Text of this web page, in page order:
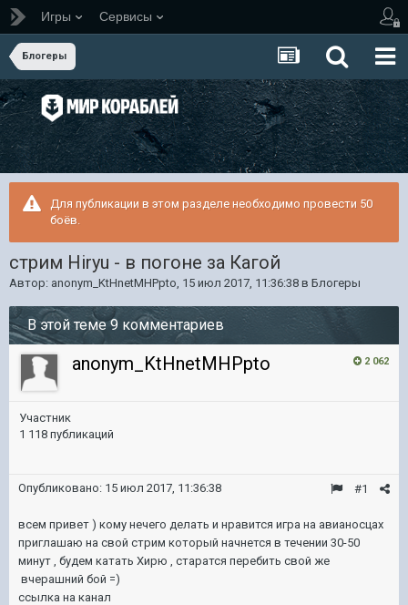
Игры Сервисы
Блогеры
Для публикации в этом разделе необходимо провести 50
боёв.
стрим Hiryu - в погоне за Кагой
Автор: anonym_KtHnetMHPpto, 15 июл 2017, 11:36:38 в Блогеры
В этой теме 9 комментариев
2 062
anonym_KtHnetMHPpto
Участник
1 118 публикаций
#1
Опубликовано: 15 июл 2017, 11:36:38
всем привет ) кому нечего делать и нравится игра на авианосцах
приглашаю на свой стрим который начнется в течении 30-50
минут , будем катать Хирю , старатся перебить свой же
вчерашний бой =)
ссылка на канал